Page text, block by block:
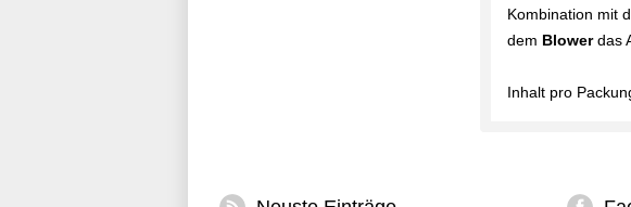
Kombination mit
dem Blowerdas
Inhalt pro